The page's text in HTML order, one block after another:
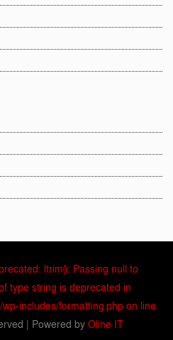
ltrim(): Passing null to
type string is deprecated in
includes/formatting.php on line
| Powered by Oline IT